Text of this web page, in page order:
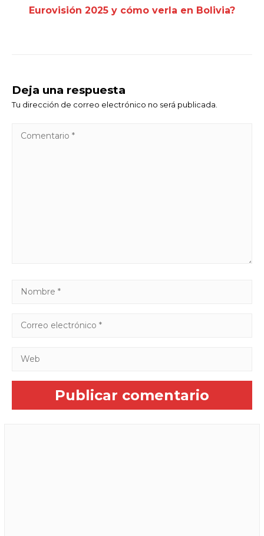
Eurovisión 2025 y cómo verla en Bolivia?
Deja una respuesta
Tu dirección de correo electrónico no será publicada.